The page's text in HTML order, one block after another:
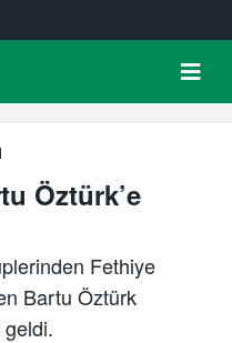
Öztürk’e
Fethiye
Bartu Öztürk